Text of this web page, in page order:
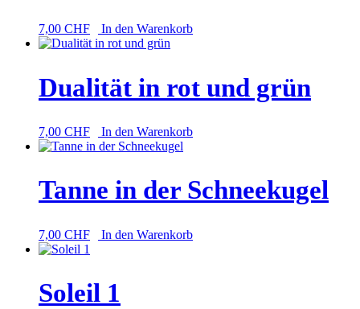
7,00 CHF In den Warenkorb
Dualität in rot und grün
7,00 CHF In den Warenkorb
Tanne in der Schneekugel
7,00 CHF In den Warenkorb
Soleil 1